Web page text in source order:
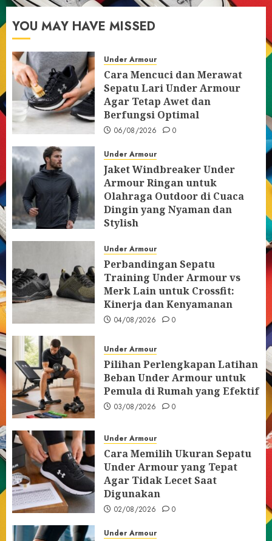
YOU MAY HAVE MISSED
Under Armour
Cara Mencuci dan Merawat
Sepatu Lari Under Armour
Agar Tetap Awet dan
Berfungsi Optimal
06/08/2026 0
Under Armour
Jaket Windbreaker Under
Armour Ringan untuk
Olahraga Outdoor di Cuaca
Dingin yang Nyaman dan
Stylish
Under Armour
Perbandingan Sepatu
Training Under Armour vs
Merk Lain untuk Crossfit:
Kinerja dan Kenyamanan
04/08/2026 0
Under Armour
Pilihan Perlengkapan Latihan
Beban Under Armour untuk
Pemula di Rumah yang Efektif
03/08/2026 0
Under Armour
Cara Memilih Ukuran Sepatu
Under Armour yang Tepat
Agar Tidak Lecet Saat
Digunakan
02/08/2026 0
Under Armour